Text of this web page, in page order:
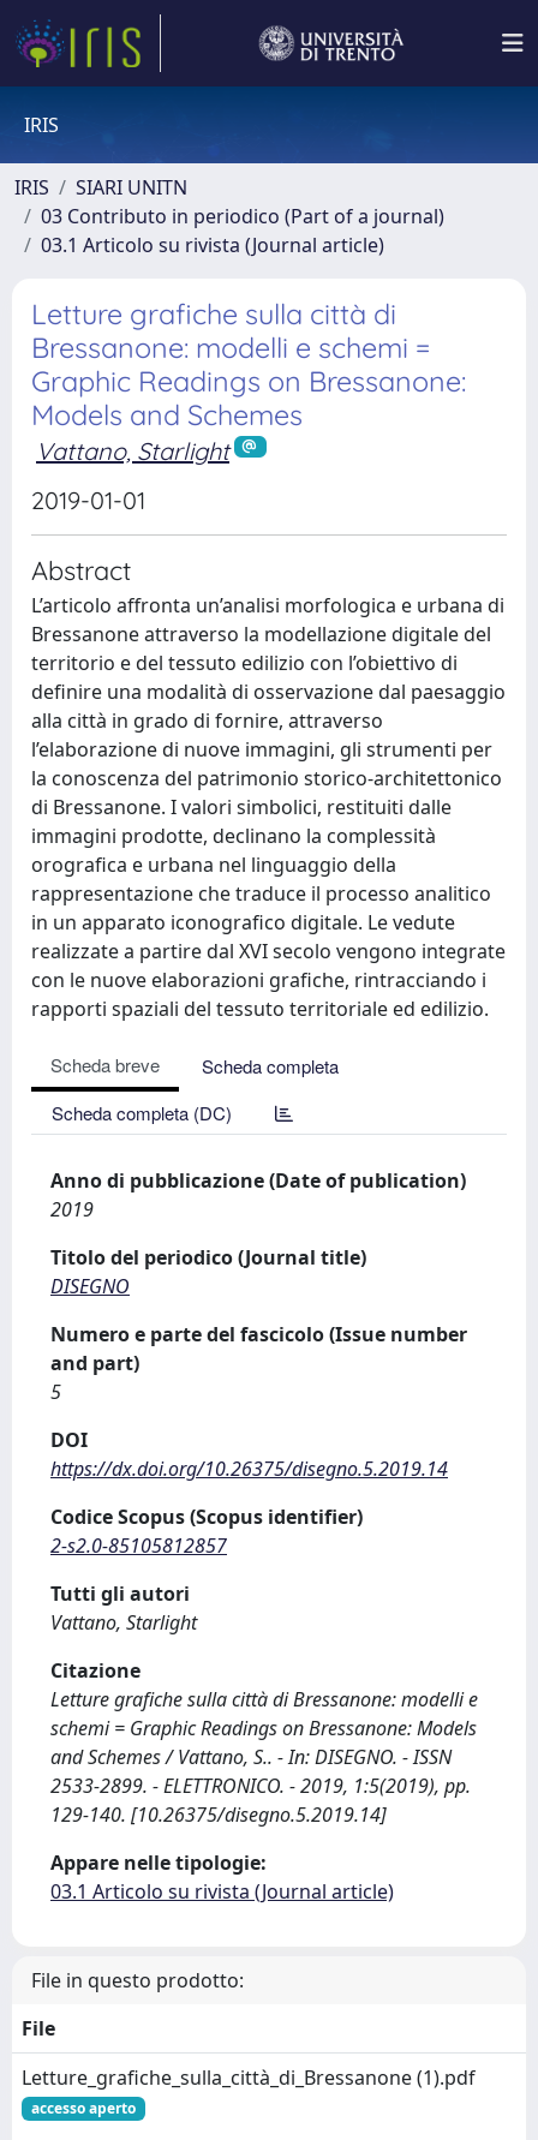
IRIS
IRIS
SIARI UNITN
03 Contributo in periodico (Part of a journal)
03.1 Articolo su rivista (Journal article)
Letture grafiche sulla città di
Bressanone: modelli e schemi =
Graphic Readings on Bressanone:
Models and Schemes
Vattano, Starlight
2019-01-01
Abstract
L’articolo affronta un’analisi morfologica e urbana di
Bressanone attraverso la modellazione digitale del
territorio e del tessuto edilizio con l’obiettivo di
definire una modalità di osservazione dal paesaggio
alla città in grado di fornire, attraverso
l’elaborazione di nuove immagini, gli strumenti per
la conoscenza del patrimonio storico-architettonico
di Bressanone. I valori simbolici, restituiti dalle
immagini prodotte, declinano la complessità
orografica e urbana nel linguaggio della
rappresentazione che traduce il processo analitico
in un apparato iconografico digitale. Le vedute
realizzate a partire dal XVI secolo vengono integrate
con le nuove elaborazioni grafiche, rintracciando i
rapporti spaziali del tessuto territoriale ed edilizio.
Scheda breve
Scheda completa
Scheda completa (DC)
Anno di pubblicazione (Date of publication)
2019
Titolo del periodico (Journal title)
DISEGNO
Numero e parte del fascicolo (Issue number
and part)
5
DOI
https://dx.doi.org/10.26375/disegno.5.2019.14
Codice Scopus (Scopus identifier)
2-s2.0-85105812857
Tutti gli autori
Vattano, Starlight
Citazione
Letture grafiche sulla città di Bressanone: modelli e
schemi = Graphic Readings on Bressanone: Models
and Schemes / Vattano, S.. - In: DISEGNO. - ISSN
2533-2899. - ELETTRONICO. - 2019, 1:5(2019), pp.
129-140. [10.26375/disegno.5.2019.14]
Appare nelle tipologie:
03.1 Articolo su rivista (Journal article)
File in questo prodotto:
File
Letture_grafiche_sulla_città_di_Bressanone (1).pdf
accesso aperto